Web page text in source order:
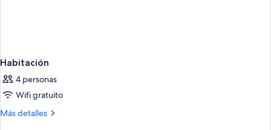
Habitación
4 personas
Wifi gratuito
Más detalles
Más